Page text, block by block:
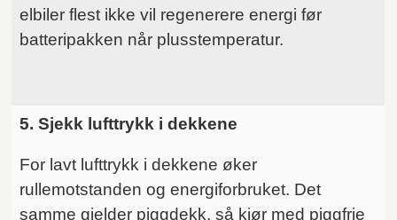
elbiler flest ikke vil regenerere energi før
batteripakken når plusstemperatur.
5. Sjekk lufttrykk i dekkene
For lavt lufttrykk i dekkene øker
rullemotstanden og energiforbruket. Det
samme gjelder piggdekk, så kjør med piggfrie